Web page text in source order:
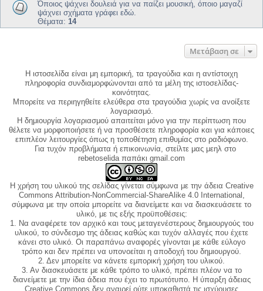
Όποιος ψάχνει δουλειά για να παίζει μουσική, όποιο μαγαζί
ψάχνει σχήματα γράφει εδώ.
Θέματα: 14
Μετάβαση σε
Η ιστοσελίδα είναι μη εμπορική, τα τραγούδια και η αντίστοιχη
πληροφορία συνδιαμορφώνονται από τα μέλη της ιστοσελίδας-
κοινότητας.
Μπορείτε να περιηγηθείτε ελεύθερα στα τραγούδια χωρίς να ανοίξετε
λογαριασμό.
Η δημιουργία λογαριασμού απαιτείται μόνο για την περίπτωση που
θέλετε να μορφοποιήσετε ή να προσθέσετε πληροφορία και για κάποιες
επιπλέον λειτουργίες όπως η τοποθέτηση επιθυμίας στο ραδιόφωνο.
Για τυχόν προβλήματα ή επικοινωνία, στείλτε μας μεηλ στο
rebetoselida παπάκι gmail.com
Η χρήση του υλικού της σελίδας γίνεται σύμφωνα με την άδεια Creative
Commons Attribution-NonCommercial-ShareAlike 4.0 International,
σύμφωνα με την οποία μπορείτε να διανείμετε και να διασκευάσετε το
υλικό, με τις εξής προϋποθέσεις:
1. Να αναφέρετε τον αρχικό και τους μεταγενέστερους δημιουργούς του
υλικού, το σύνδεσμο της άδειας καθώς και τυχόν αλλαγές που έχετε
κάνει στο υλικό. Οι παραπάνω αναφορές γίνονται με κάθε εύλογο
τρόπο και δεν πρέπει να υπονοείται η αποδοχή του δημιουργού.
2. Δεν μπορείτε να κάνετε εμπορική χρήση του υλικού.
3. Αν διασκευάσετε με κάθε τρόπο το υλικό, πρέπει πλέον να το
διανείμετε με την ίδια άδεια που έχει το πρωτότυπο. Η ύπαρξη άδειας
Creative Commons δεν αναιρεί ούτε υποκαθιστά τις ισχύουσες